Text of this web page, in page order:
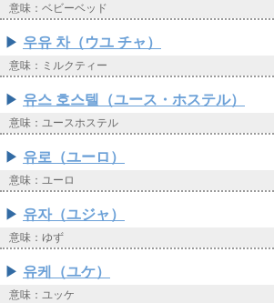
意味：ベビーベッド
우유 차（ウユ チャ）
意味：ミルクティー
유스 호스텔（ユース・ホステル）
意味：ユースホステル
유로（ユーロ）
意味：ユーロ
유자（ユジャ）
意味：ゆず
유케（ユケ）
意味：ユッケ